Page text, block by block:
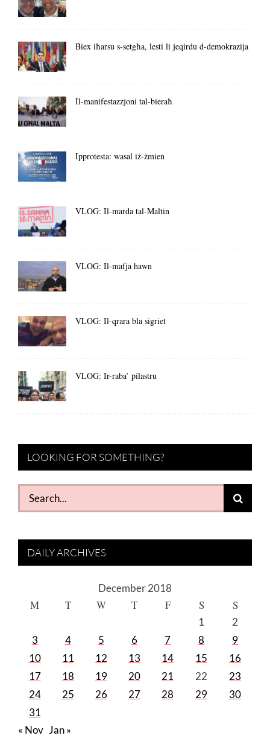
Biex iħarsu s-setgħa, lesti li jeqirdu d-demokrazija
Il-manifestazzjoni tal-bieraħ
Ipprotesta: wasal iż-żmien
VLOG: Il-marda tal-Maltin
VLOG: Il-mafja hawn
VLOG: Il-qrara bla sigriet
VLOG: Ir-raba’ pilastru
LOOKING FOR SOMETHING?
Search
for:
DAILY ARCHIVES
December 2018
M T W T F S S
1
2
3
4 5 6 7 8
9
10
11 12 13 14 15
16
17
18 19 20 21 22
23
24
25 26 27 28 29
30
31
« Nov Jan »